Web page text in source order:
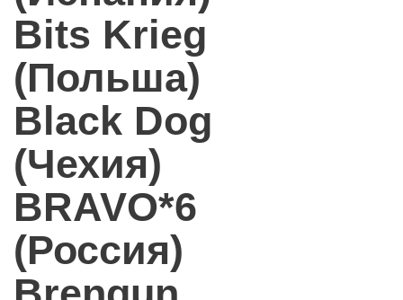
Bits Krieg
(Польша)
Black Dog
(Чехия)
BRAVO*6
(Россия)